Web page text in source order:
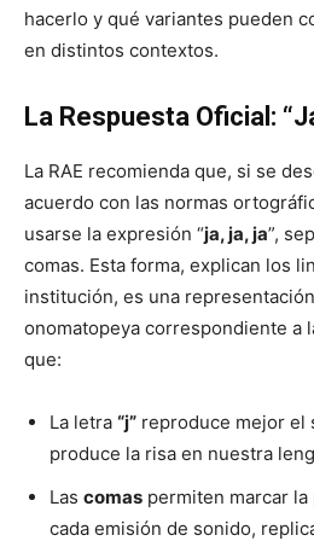
hacerlo y qué variantes pueden
en distintos contextos.
La Respuesta Oficial:
La RAE recomienda que, si se
acuerdo con las normas
usarse la expresión “ja, ja, ja”,
comas. Esta forma, explican los
institución, es una
onomatopeya correspondiente a
que:
La letra “j” reproduce mejor el
produce la risa en nuestra
Las comas permiten marcar
cada emisión de sonido,